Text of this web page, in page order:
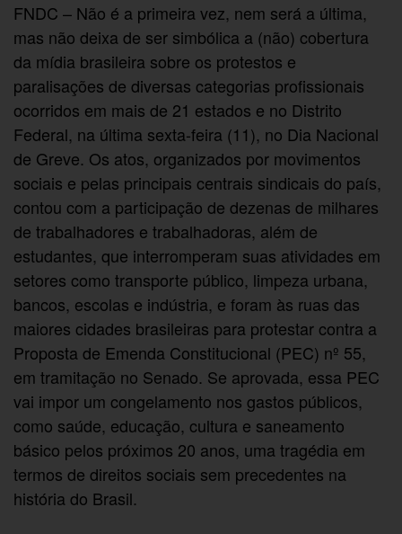
FNDC – Não é a primeira vez, nem será a última,
mas não deixa de ser simbólica a (não) cobertura
da mídia brasileira sobre os protestos e
paralisações de diversas categorias profissionais
ocorridos em mais de 21 estados e no Distrito
Federal, na última sexta-feira (11), no Dia Nacional
de Greve. Os atos, organizados por movimentos
sociais e pelas principais centrais sindicais do país,
contou com a participação de dezenas de milhares
de trabalhadores e trabalhadoras, além de
estudantes, que interromperam suas atividades em
setores como transporte público, limpeza urbana,
bancos, escolas e indústria, e foram às ruas das
maiores cidades brasileiras para protestar contra a
Proposta de Emenda Constitucional (PEC) nº 55,
em tramitação no Senado. Se aprovada, essa PEC
vai impor um congelamento nos gastos públicos,
como saúde, educação, cultura e saneamento
básico pelos próximos 20 anos, uma tragédia em
termos de direitos sociais sem precedentes na
história do Brasil.